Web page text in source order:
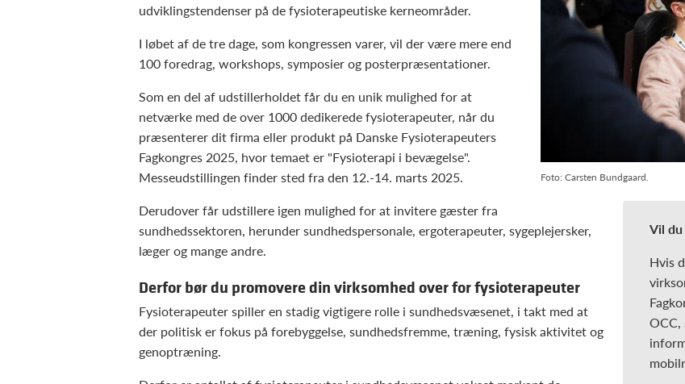
Foto: Carsten Bundgaard.
udviklingstendenser på de fysioterapeutiske kerneområder.
I løbet af de tre dage, som kongressen varer, vil der være mere end
100 foredrag, workshops, symposier og posterpræsentationer.
Som en del af udstillerholdet får du en unik mulighed for at
netværke med de over 1000 dedikerede fysioterapeuter, når du
præsenterer dit firma eller produkt på Danske Fysioterapeuters
Fagkongres 2025, hvor temaet er "Fysioterapi i bevægelse".
Messeudstillingen finder sted fra den 12.-14. marts 2025.
Vil
Hvis
OCC,
Derudover får udstillere igen mulighed for at invitere gæster fra
sundhedssektoren, herunder sundhedspersonale, ergoterapeuter, sygeplejersker,
læger og mange andre.
Derfor bør du promovere din virksomhed over for fysioterapeuter
Fysioterapeuter spiller en stadig vigtigere rolle i sundhedsvæsenet, i takt med at
der politisk er fokus på forebyggelse, sundhedsfremme, træning, fysisk aktivitet og
genoptræning.